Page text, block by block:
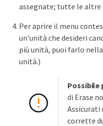
assegnate; tutte le altre
Per aprire il menu
un'unità che desideri
più unità, puoi farlo
unità.)
Possibile
di Erase
Assicurati
corrette